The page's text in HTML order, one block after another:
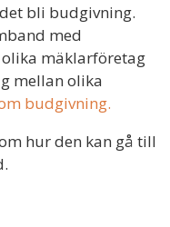
bli budgivning.
med
mäklarföretag
mellan olika
budgivning.
hur den kan gå till